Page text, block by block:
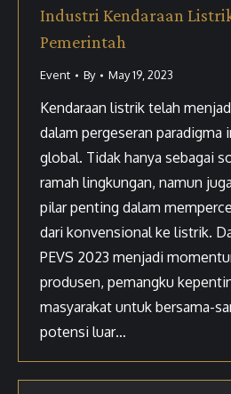
Industri Kendaraan
Pemerintah
Event By May 19, 2023
Kendaraan listrik telah
dalam pergeseran
global. Tidak hanya sebagai
ramah lingkungan, namun
pilar penting dalam
dari konvensional ke listrik.
PEVS 2023 menjadi
produsen, pemangku
masyarakat untuk bersama-
potensi luar…